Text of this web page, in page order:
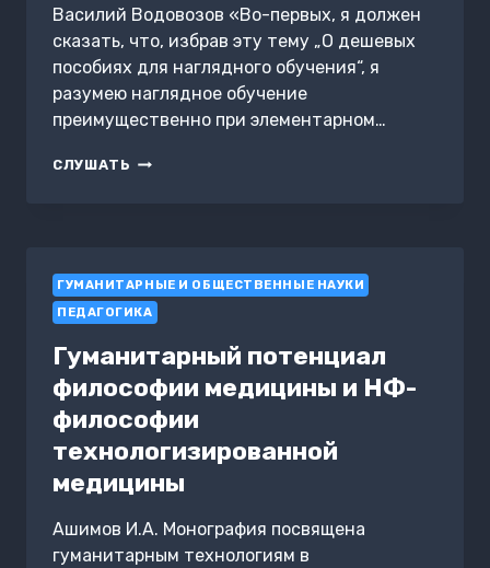
Василий Водовозов «Во-первых, я должен
сказать, что, избрав эту тему „О дешевых
пособиях для наглядного обучения“, я
разумею наглядное обучение
преимущественно при элементарном…
СЛУШАТЬ О
ГУМАНИТАРНЫЕ И ОБЩЕСТВЕННЫЕ НАУКИ
ПЕДАГОГИКА
Гуманитарный потенциал
философии медицины и НФ-
философии
технологизированной
медицины
Ашимов И.А. Монография посвящена
гуманитарным технологиям в